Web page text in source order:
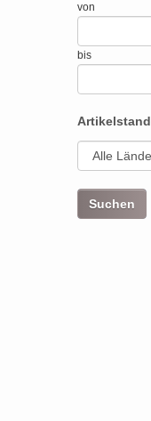
von
bis